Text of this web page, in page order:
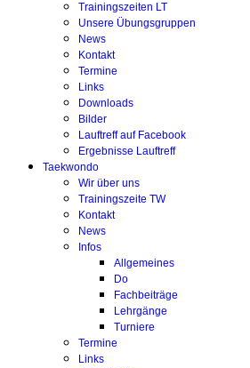
Trainingszeiten LT
Unsere Übungsgruppen
News
Kontakt
Termine
Links
Downloads
Bilder
Lauftreff auf Facebook
Ergebnisse Lauftreff
Taekwondo
Wir über uns
Trainingszeite TW
Kontakt
News
Infos
Allgemeines
Do
Fachbeiträge
Lehrgänge
Turniere
Termine
Links